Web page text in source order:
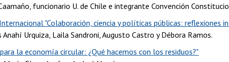
funcionario U. de Chile e integrante Convención
"Colaboración, ciencia y políticas públicas:
Anahí Urquiza, Laila Sandroni, Augusto Castro y Débora Ramos.
la economía circular: ¿Qué hacemos con los residuos?"